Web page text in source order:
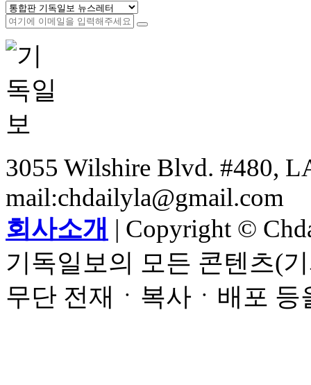
3055 Wilshire Blvd. #480,
mail:chdailyla@gmail.com
회사소개 | Copyright ©
기독일보의 모든 콘텐츠(
무단 전재ㆍ복사ㆍ배포 등